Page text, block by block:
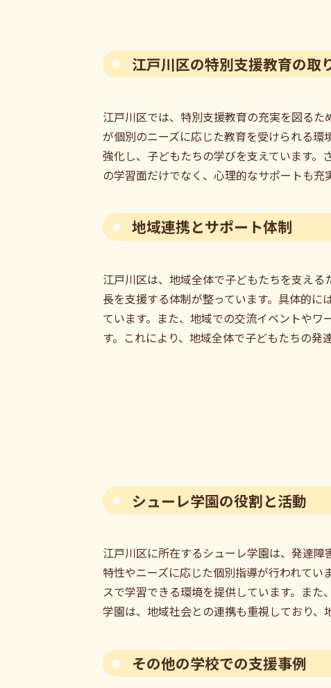
江戸川区の特別支援教育の取
江戸川区では、特別支援教育の充実を図る
が個別のニーズに応じた教育を受けられる
強化し、子どもたちの学びを支えています
の学習面だけでなく、心理的なサポートも充
地域連携とサポート体制
江戸川区は、地域全体で子どもたちを支え
長を支援する体制が整っています。具体的
ています。また、地域での交流イベントや
す。これにより、地域全体で子どもたちの発
シューレ学園の役割と活動
江戸川区に所在するシューレ学園は、発達
特性やニーズに応じた個別指導が行われて
スで学習できる環境を提供しています。ま
学園は、地域社会との連携も重視しており、
その他の学校での支援事例